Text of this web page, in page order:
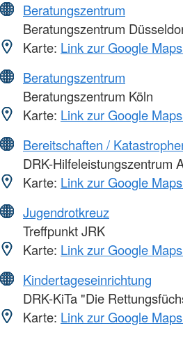
Beratungszentrum
Beratungszentrum
Karte: Link zur Google
Beratungszentrum
Beratungszentrum Köln
Karte: Link zur Google
Bereitschaften /
DRK-Hilfeleistungszentrum
Karte: Link zur Google
Jugendrotkreuz
Treffpunkt JRK
Karte: Link zur Google
Kindertageseinrichtung
DRK-KiTa "Die
Karte: Link zur Google